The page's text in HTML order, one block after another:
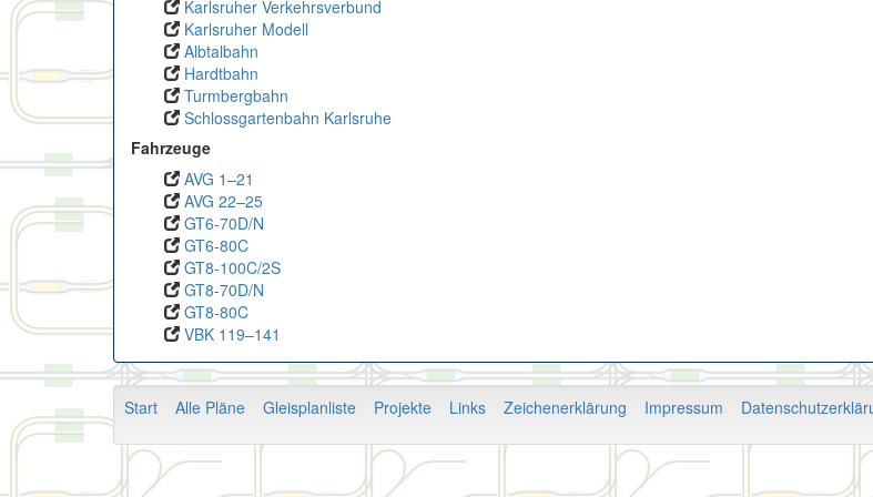
Karlsruher Verkehrsverbund
Karlsruher Modell
Albtalbahn
Hardtbahn
Turmbergbahn
Schlossgartenbahn Karlsruhe
Fahrzeuge
AVG 1–21
AVG 22–25
GT6-70D/N
GT6-80C
GT8-100C/2S
GT8-70D/N
GT8-80C
VBK 119–141
Start Alle Pläne Gleisplanliste Projekte Links Zeichenerklärung Impressum